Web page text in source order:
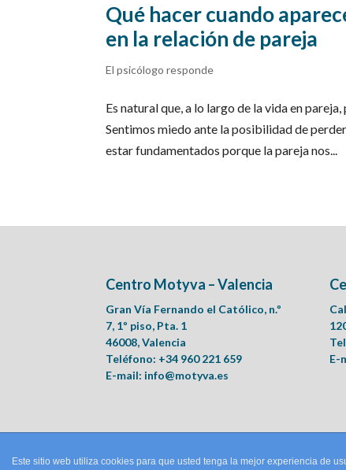
Qué hacer cuando
en la relación de pareja
El psicólogo responde
Es natural que, a lo largo de la vida en
Sentimos miedo ante la posibilidad de
estar fundamentados porque la pareja nos...
Centro Motyva – Valencia
Gran Vía Fernando el Católico, n.º
7, 1º piso, Pta. 1
46008, Valencia
Teléfono: +34 960 221 659
E-mail: info@motyva.es
E-
Este sitio web utiliza cookies para que usted tenga la mejor experiencia de